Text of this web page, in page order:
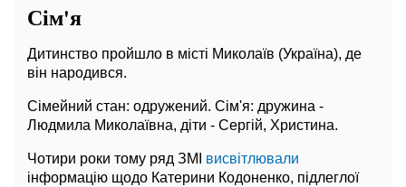
Сім'я
Дитинство пройшло в місті Миколаїв (Україна), де
він народився.
Сімейний стан: одружений. Сім'я: дружина -
Людмила Миколаївна, діти - Сергій, Христина.
Чотири роки тому ряд ЗМІ висвітлювали
інформацію щодо Катерини Кодоненко, підлеглої